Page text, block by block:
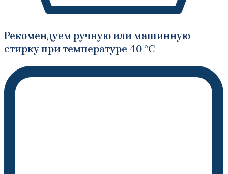
Рекомендуем ручную или машинную
стирку при температуре 40 °C